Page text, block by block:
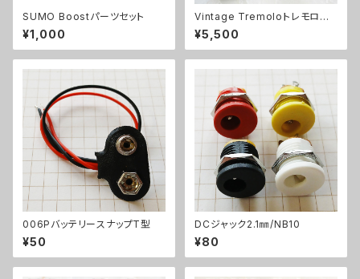
SUMO Boostパーツセット
¥1,000
Vintage Tremoloトレモロキッ
ト
¥5,500
006PバッテリースナップT型
¥50
DCジャック2.1㎜/NB10
¥80